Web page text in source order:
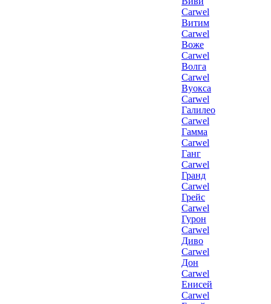
Carwel
Витим
Carwel
Воже
Carwel
Волга
Carwel
Вуокса
Carwel
Галилео
Carwel
Гамма
Carwel
Ганг
Carwel
Гранд
Carwel
Грейс
Carwel
Гурон
Carwel
Диво
Carwel
Дон
Carwel
Енисей
Carwel